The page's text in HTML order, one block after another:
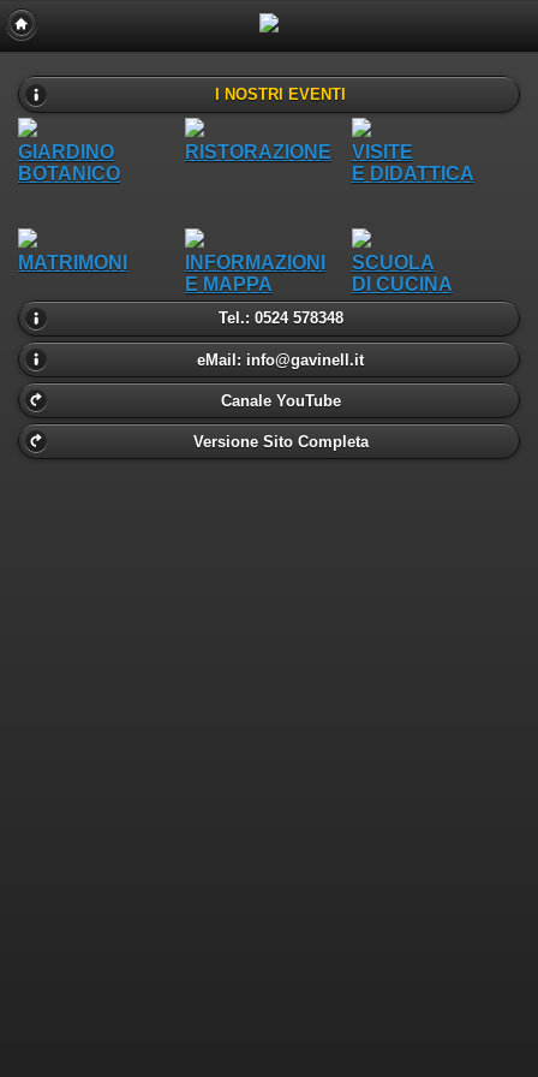
I NOSTRI EVENTI
GIARDINO
BOTANICO
RISTORAZIONE
VISITE
E DIDATTICA
MATRIMONI
INFORMAZIONI
E MAPPA
SCUOLA
DI CUCINA
Tel.: 0524 578348
eMail: info@gavinell.it
Canale YouTube
Versione Sito Completa